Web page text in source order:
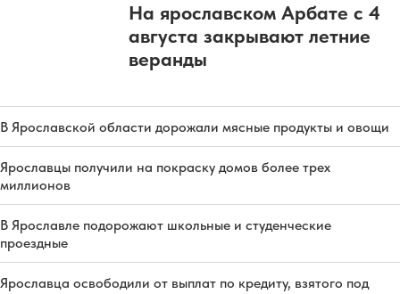
На ярославском Арбате с 4
августа закрывают летние
веранды
В Ярославской области дорожали мясные продукты и овощи
Ярославцы получили на покраску домов более трех
миллионов
В Ярославле подорожают школьные и студенческие
проездные
Ярославца освободили от выплат по кредиту, взятого под